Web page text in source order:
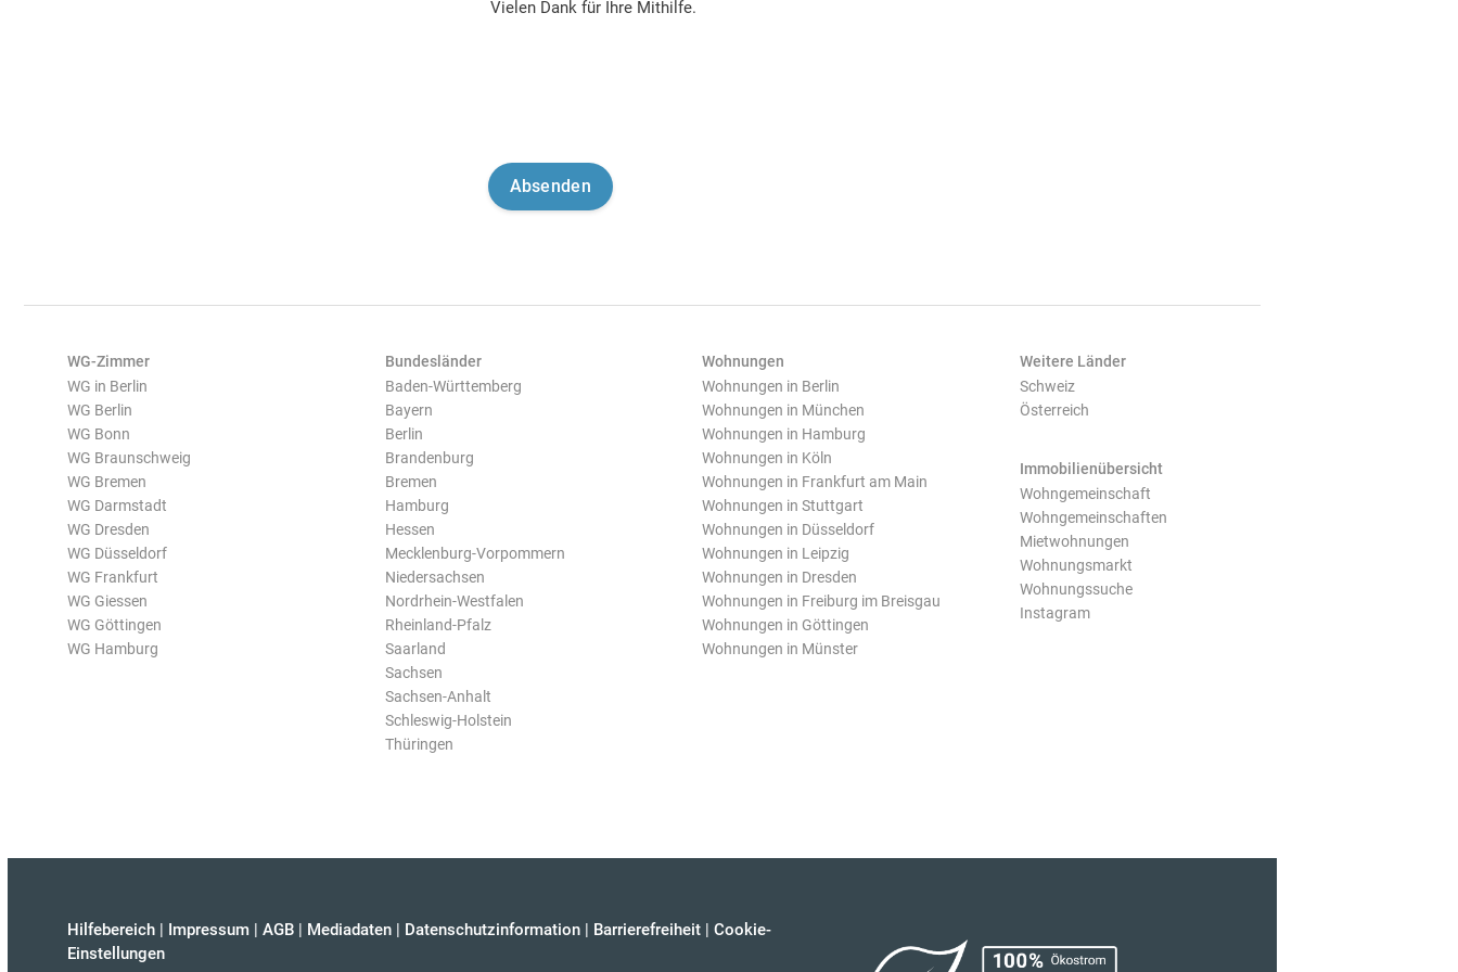
Vielen Dank für Ihre Mithilfe.
WG-Zimmer
WG in Berlin
WG Berlin
WG Bonn
WG Braunschweig
WG Bremen
WG Darmstadt
WG Dresden
WG Düsseldorf
WG Frankfurt
WG Giessen
WG Göttingen
WG Hamburg
Bundesländer
Baden-Württemberg
Bayern
Berlin
Brandenburg
Bremen
Hamburg
Hessen
Mecklenburg-Vorpommern
Niedersachsen
Nordrhein-Westfalen
Rheinland-Pfalz
Saarland
Sachsen
Sachsen-Anhalt
Schleswig-Holstein
Thüringen
Wohnungen
Wohnungen in Berlin
Wohnungen in München
Wohnungen in Hamburg
Wohnungen in Köln
Wohnungen in Frankfurt am Main
Wohnungen in Stuttgart
Wohnungen in Düsseldorf
Wohnungen in Leipzig
Wohnungen in Dresden
Wohnungen in Freiburg im Breisgau
Wohnungen in Göttingen
Wohnungen in Münster
Weitere Länder
Schweiz
Österreich
Immobilienübersicht
Wohngemeinschaft
Wohngemeinschaften
Mietwohnungen
Wohnungsmarkt
Wohnungssuche
Instagram
Hilfebereich | Impressum | AGB | Mediadaten | Datenschutzinformation | Barrierefreiheit | Cookie-
Einstellungen